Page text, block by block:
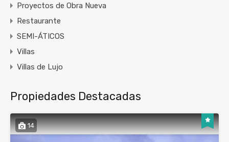
Proyectos de Obra Nueva
Restaurante
SEMI-ÁTICOS
Villas
Villas de Lujo
Propiedades Destacadas
14